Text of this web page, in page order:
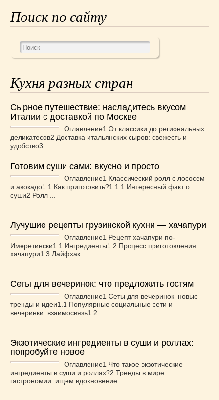
Поиск по сайту
Кухня разных стран
Сырное путешествие: насладитесь вкусом
Италии с доставкой по Москве
Оглавление1 От классики до региональных
деликатесов2 Доставка итальянских сыров: свежесть и
удобство3 ...
Готовим суши сами: вкусно и просто
Оглавление1 Классический ролл с лососем
и авокадо1.1 Как приготовить?1.1.1 Интересный факт о
суши2 Ролл ...
Лучушие рецепты грузинской кухни — хачапури
Оглавление1 Рецепт хачапури по-
Имеретински1.1 Ингредиенты1.2 Процесс приготовления
хачапури1.3 Лайфхак ...
Сеты для вечеринок: что предложить гостям
Оглавление1 Сеты для вечеринок: новые
тренды и идеи1.1 Популярные социальные сети и
вечеринки: взаимосвязь1.2 ...
Экзотические ингредиенты в суши и роллах:
попробуйте новое
Оглавление1 Что такое экзотические
ингредиенты в суши и роллах?2 Тренды в мире
гастрономии: ищем вдохновение ...